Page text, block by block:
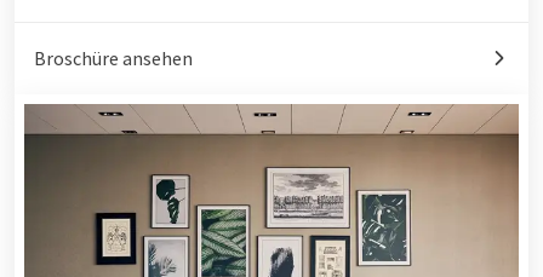
Broschüre ansehen